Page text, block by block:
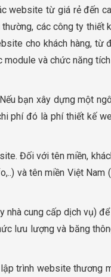
website từ giá rẻ đến
các công ty thiết
cho khách hàng, từ
module và chức năng
bạn xây dựng một
phí đó là phí thiết kế
Đối với tên miền,
và tên miền Việt
nhà cung cấp dịch vụ)
lưu lượng và băng
trình website thương